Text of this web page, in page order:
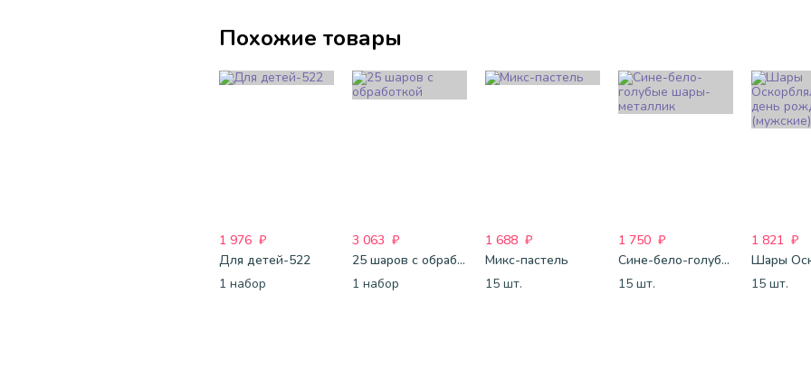
Похожие товары
1 976 ₽
Для детей-522
1 набор
3 063 ₽
25 шаров с обработкой
1 набор
1 688 ₽
Микс-пастель
15 шт.
1 750 ₽
Сине-бело-голубые шары-металлик
15 шт.
1 821 ₽
15 шт.